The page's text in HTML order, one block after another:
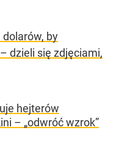
by
dzieli się zdjęciami,
hejterów
– „odwróć wzrok”